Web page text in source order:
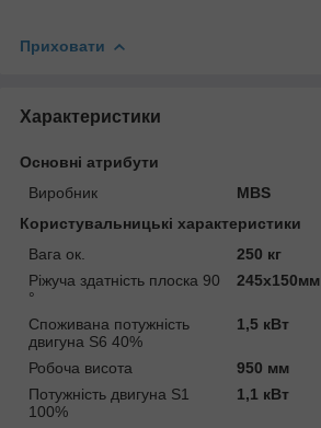
Приховати
Характеристики
Основні атрибути
Виробник
MBS
Користувальницькі характеристики
Вага ок.
250 кг
Ріжуча здатність плоска 90
°
245х150мм
Споживана потужність
двигуна S6 40%
1,5 кВт
Робоча висота
950 мм
Потужність двигуна S1
100%
1,1 кВт